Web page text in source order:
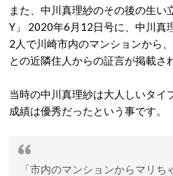
また、中川真理紗のその後の生い
Y」 2020年6月12日号に、中川真
2人で川崎市内のマンションから
との近隣住人からの証言が掲載さ
当時の中川真理紗は大人しいタイ
成績は優秀だったという事です。
「市内のマンションからマリ